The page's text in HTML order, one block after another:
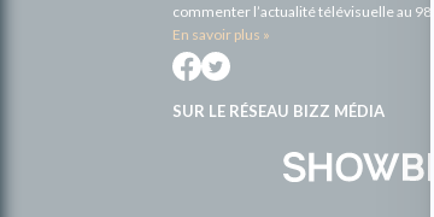
commenter l’actualité télévisuelle au
En savoir plus »
SUR LE RÉSEAU BIZZ MÉDIA